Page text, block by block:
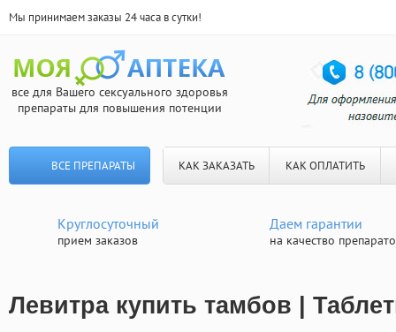
Мы принимаем заказы 24 часа в сутки!
все для Вашего сексуального здоровья
препараты для повышения потенции
ВСЕ ПРЕПАРАТЫ КАК ЗАКАЗАТЬ КАК ОПЛАТИТЬ
Круглосуточный
прием заказов
Даем гарантии
на качество
Левитра купить тамбов |